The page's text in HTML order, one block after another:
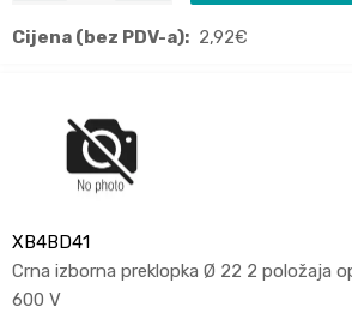
Cijena (bez PDV-a): 2,92€
XB4BD41
Crna izborna preklopka Ø 22 2 položaja
600 V